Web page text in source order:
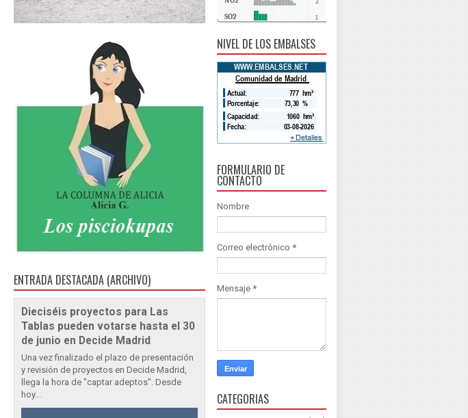
ENTRADA DESTACADA (ARCHIVO)
Dieciséis proyectos para Las
Tablas pueden votarse hasta el 30
de junio en Decide Madrid
Una vez finalizado el plazo de presentación
y revisión de proyectos en Decide Madrid,
llega la hora de "captar adeptos". Desde
hoy...
SO2 1
NIVEL DE LOS EMBALSES
FORMULARIO DE
CONTACTO
Nombre
Correo electrónico *
Mensaje *
CATEGORIAS